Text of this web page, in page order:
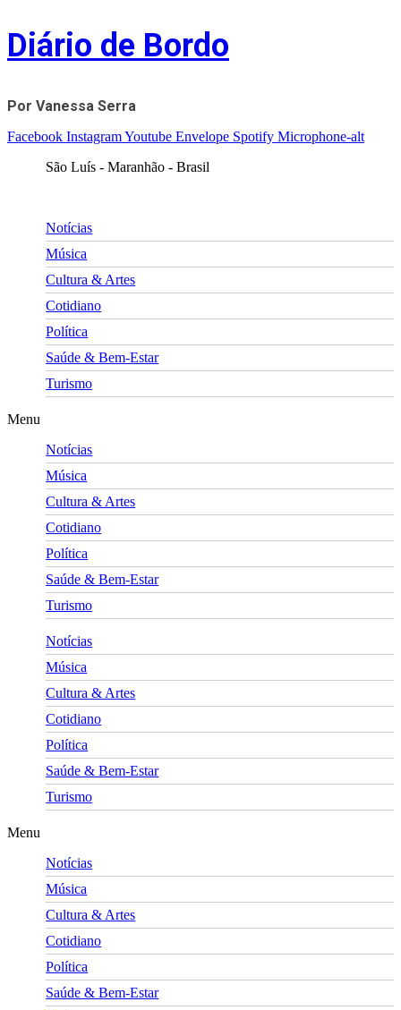
Skip
to
content
Diário de Bordo
Por Vanessa Serra
Facebook InstagramYoutube Envelope Spotify Microphone-alt
São Luís - Maranhão - Brasil
Notícias
Música
Cultura & Artes
Cotidiano
Política
Saúde & Bem-Estar
Turismo
Menu
Notícias
Música
Cultura & Artes
Cotidiano
Política
Saúde & Bem-Estar
Turismo
Notícias
Música
Cultura & Artes
Cotidiano
Política
Saúde & Bem-Estar
Turismo
Menu
Notícias
Música
Cultura & Artes
Cotidiano
Política
Saúde & Bem-Estar